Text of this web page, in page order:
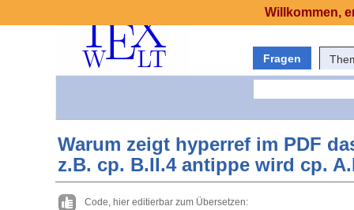
Fragen
Warum zeigt hyperref im PDF
z.B. cp. B.II.4 antippe wird cp.
Code, hier editierbar zum Übersetzen:
Willkommen,